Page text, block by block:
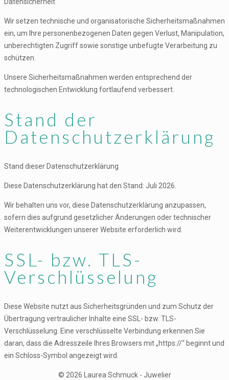
Wir setzen technische und organisatorische Sicherheitsmaßnahmen
ein, um Ihre personenbezogenen Daten gegen Verlust, Manipulation,
unberechtigten Zugriff sowie sonstige unbefugte Verarbeitung zu
schützen.
Unsere Sicherheitsmaßnahmen werden entsprechend der
technologischen Entwicklung fortlaufend verbessert.
Stand der
Datenschutzerklärung
Stand dieser Datenschutzerklärung
Diese Datenschutzerklärung hat den Stand: Juli 2026.
Wir behalten uns vor, diese Datenschutzerklärung anzupassen,
sofern dies aufgrund gesetzlicher Änderungen oder technischer
Weiterentwicklungen unserer Website erforderlich wird.
SSL- bzw. TLS-
Verschlüsselung
Diese Website nutzt aus Sicherheitsgründen und zum Schutz der
Übertragung vertraulicher Inhalte eine SSL- bzw. TLS-
Verschlüsselung. Eine verschlüsselte Verbindung erkennen Sie
daran, dass die Adresszeile Ihres Browsers mit „https://“ beginnt und
ein Schloss-Symbol angezeigt wird.
© 2026 Laurea Schmuck - Juwelier